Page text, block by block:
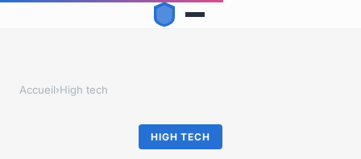
Accueil›High tech
HIGH TECH